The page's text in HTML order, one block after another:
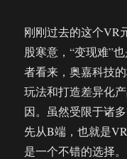
刚刚过去的这个VR
股寒意，“变现难”
者看来，奥嘉科技
玩法和打造差异化
因。虽然受限于诸
先从B端，也就是
是一个不错的选择。